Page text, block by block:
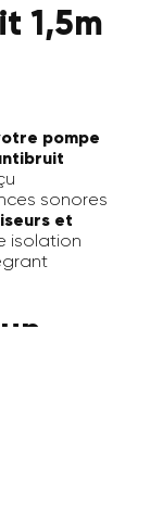
1,5m
pompe
sonores
et
isolation
de votre
antibruit